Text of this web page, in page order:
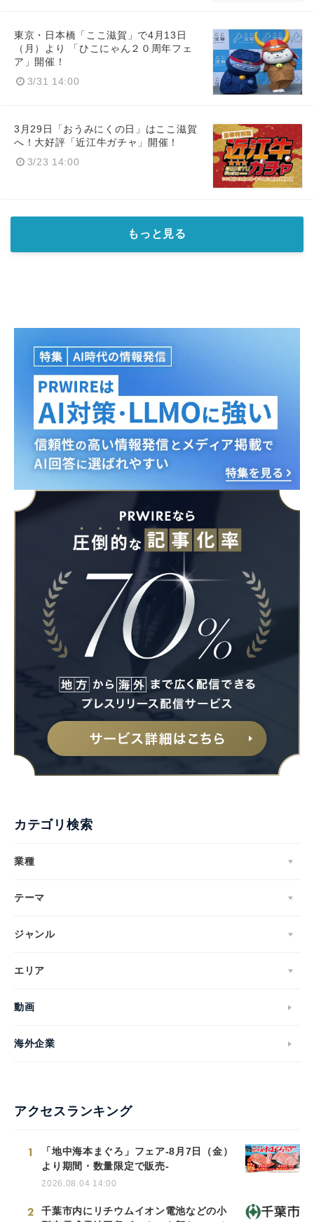
東京・日本橋「ここ滋賀」で4月13日
（月）より 「ひこにゃん２０周年フェ
ア」開催！
3/31 14:00
3月29日「おうみにくの日」はここ滋賀
へ！大好評「近江牛ガチャ」開催！
3/23 14:00
もっと見る
カテゴリ検索
業種
テーマ
ジャンル
エリア
動画
海外企業
アクセスランキング
1
「地中海本まぐろ」フェア-8月7日（金）
より期間・数量限定で販売-
2026.08.04 14:00
2
千葉市内にリチウムイオン電池などの小